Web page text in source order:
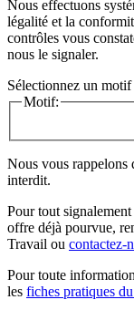
Nous effectuons
légalité et la
contrôles vous
nous le signaler.
Sélectionnez un
Motif:
Nous vous rappelons
interdit.
Pour tout
offre déjà pourvue,
Travail ou contactez-
Pour toute
les fiches pratiques